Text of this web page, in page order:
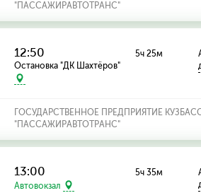
"ПАССАЖИРАВТОТРАНС"
12:50
Остановка "ДК Шахтёров"
5ч 25м
ГОСУДАРСТВЕННОЕ ПРЕДПРИЯТИЕ
"ПАССАЖИРАВТОТРАНС"
13:00
Автовокзал
5ч 35м